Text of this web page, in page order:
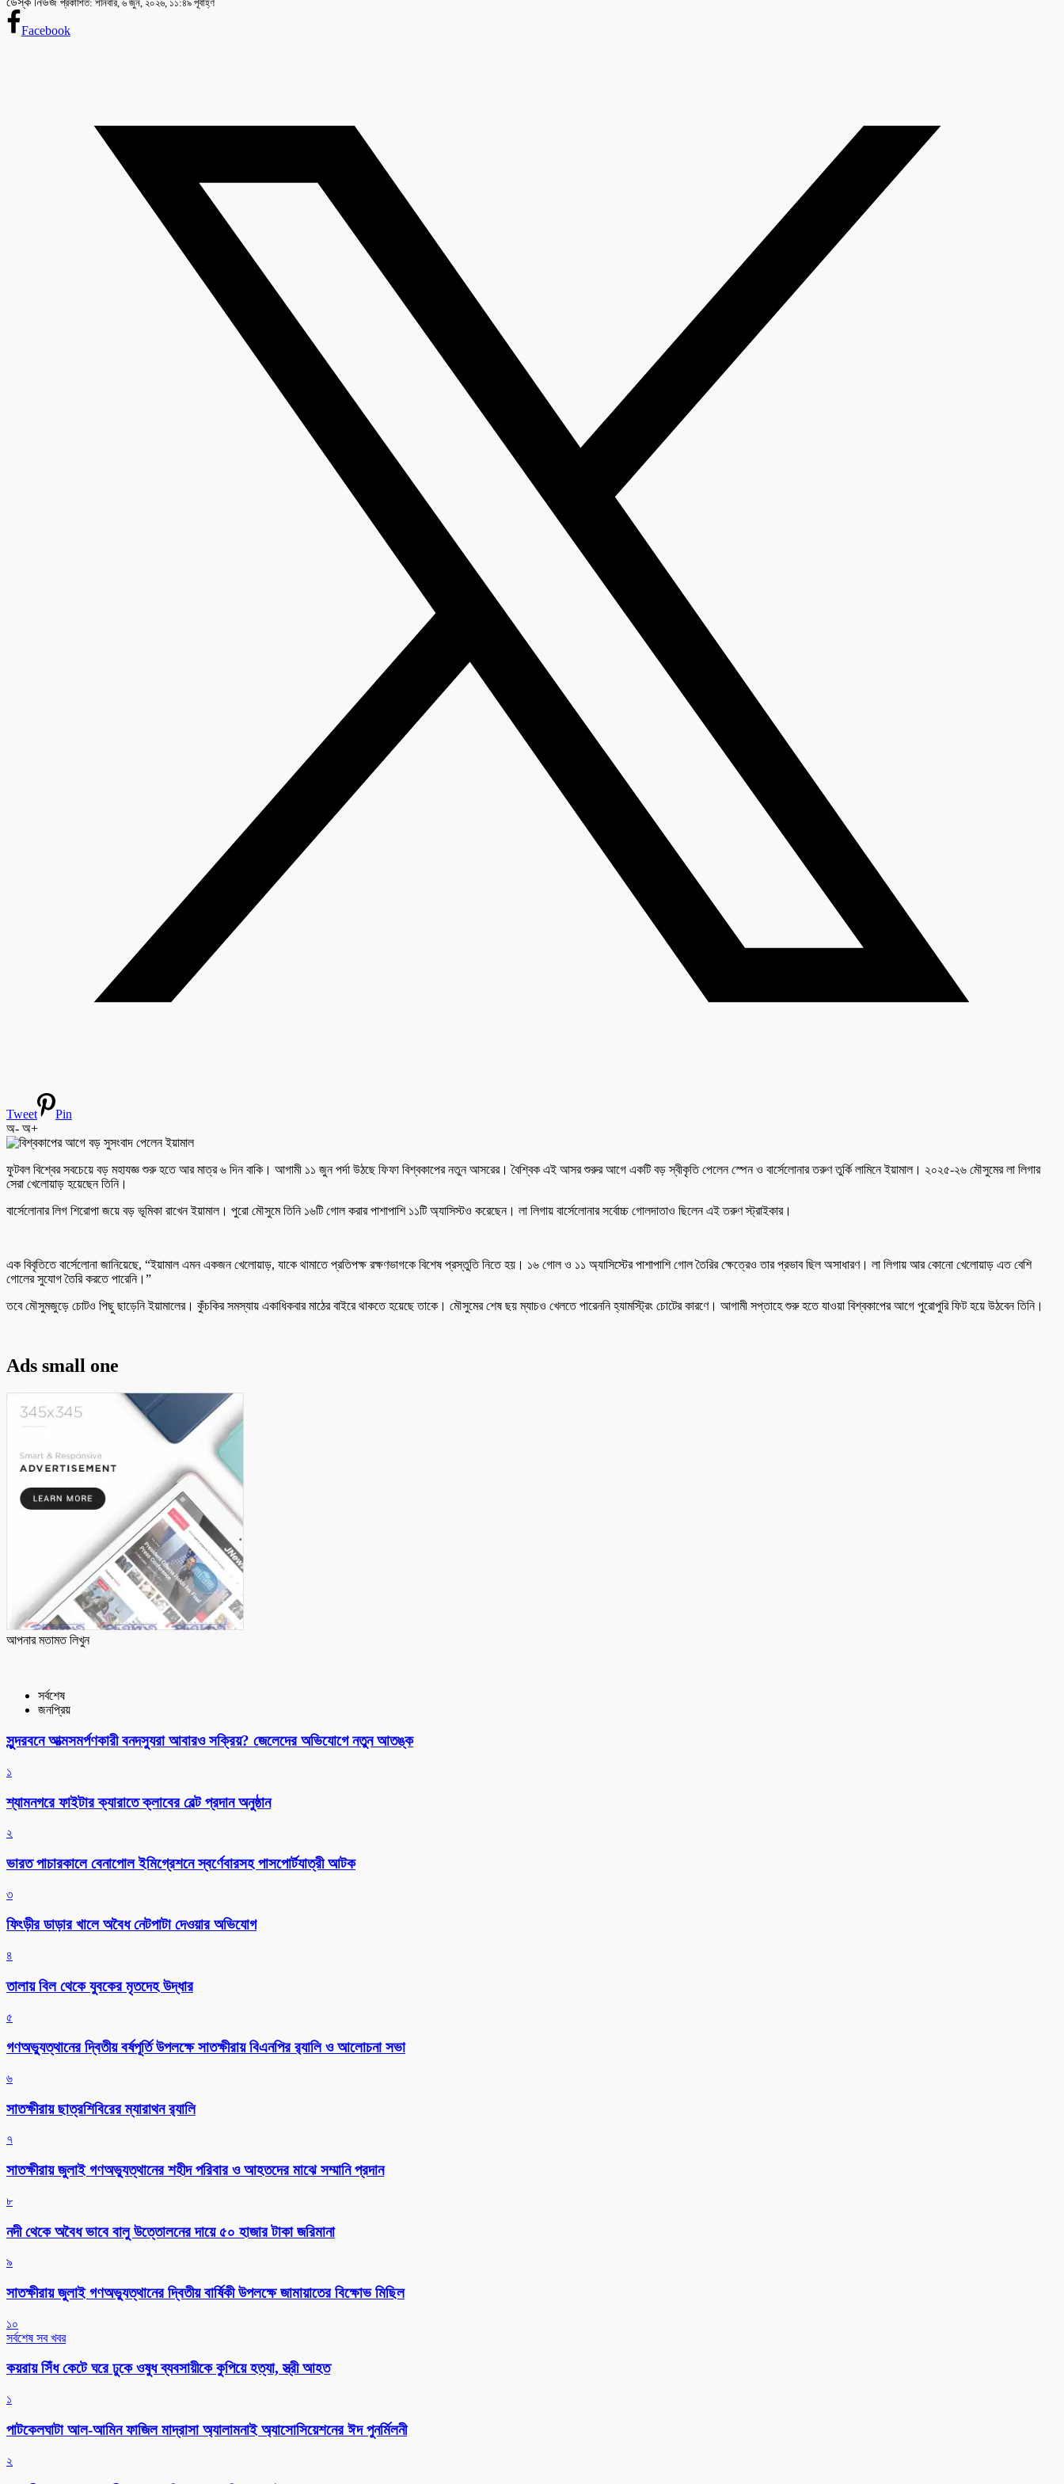
প্রকাশিত: শনিবার, ৬ জুন, ২০২৬, ১১:৪৯ পূর্বাহ্ণ
Facebook
Tweet
Pin
অ- অ+
ফুটবল বিশ্বের সবচেয়ে বড় মহাযজ্ঞ শুরু হতে আর মাত্র ৬ দিন বাকি। আগামী ১১ জুন পর্দা উঠছে ফিফা বিশ্বকাপের নতুন আসরের। বৈশ্বিক এই আসর শুরুর আগে একটি বড় স্বীকৃতি পেলেন স্পেন ও বার্সেলোনার তরুণ তুর্কি লামিনে ইয়ামাল। ২০২৫-২৬ মৌসুমের লা লিগার
সেরা খেলোয়াড় হয়েছেন তিনি।
বার্সেলোনার লিগ শিরোপা জয়ে বড় ভূমিকা রাখেন ইয়ামাল। পুরো মৌসুমে তিনি ১৬টি গোল করার পাশাপাশি ১১টি অ্যাসিস্টও করেছেন। লা লিগায় বার্সেলোনার সর্বোচ্চ গোলদাতাও ছিলেন এই তরুণ স্ট্রাইকার।
এক বিবৃতিতে বার্সেলোনা জানিয়েছে, “ইয়ামাল এমন একজন খেলোয়াড়, যাকে থামাতে প্রতিপক্ষ রক্ষণভাগকে বিশেষ প্রস্তুতি নিতে হয়। ১৬ গোল ও ১১ অ্যাসিস্টের পাশাপাশি গোল তৈরির ক্ষেত্রেও তার প্রভাব ছিল অসাধারণ। লা লিগায় আর কোনো খেলোয়াড় এত বেশি
গোলের সুযোগ তৈরি করতে পারেনি।”
তবে মৌসুমজুড়ে চোটও পিছু ছাড়েনি ইয়ামালের। কুঁচকির সমস্যায় একাধিকবার মাঠের বাইরে থাকতে হয়েছে তাকে। মৌসুমের শেষ ছয় ম্যাচও খেলতে পারেননি হ্যামস্ট্রিং চোটের কারণে। আগামী সপ্তাহে শুরু হতে যাওয়া বিশ্বকাপের আগে পুরোপুরি ফিট হয়ে উঠবেন তিনি।
Ads small one
আপনার মতামত লিখুন
সর্বশেষ
জনপ্রিয়
সুন্দরবনে আত্মসমর্পণকারী বনদস্যুরা আবারও সক্রিয়? জেলেদের অভিযোগে নতুন আতঙ্ক
১
শ্যামনগরে ফাইটার ক্যারাতে ক্লাবের বেল্ট প্রদান অনুষ্ঠান
২
ভারত পাচারকালে বেনাপোল ইমিগ্রেশনে স্বর্ণেবারসহ পাসপোর্টযাত্রী আটক
৩
ফিংড়ীর ডাড়ার খালে অবৈধ নেটপাটা দেওয়ার অভিযোগ
৪
তালায় বিল থেকে যুবকের মৃতদেহ উদ্ধার
৫
গণঅভ্যুত্থানের দ্বিতীয় বর্ষপূর্তি উপলক্ষে সাতক্ষীরায় বিএনপির র‌্যালি ও আলোচনা সভা
৬
সাতক্ষীরায় ছাত্রশিবিরের ম্যারাথন র‌্যালি
৭
সাতক্ষীরায় জুলাই গণঅভ্যুত্থানের শহীদ পরিবার ও আহতদের মাঝে সম্মানি প্রদান
৮
নদী থেকে অবৈধ ভাবে বালু উত্তোলনের দায়ে ৫০ হাজার টাকা জরিমানা
৯
সাতক্ষীরায় জুলাই গণঅভ্যুত্থানের দ্বিতীয় বার্ষিকী উপলক্ষে জামায়াতের বিক্ষোভ মিছিল
১০
সর্বশেষ সব খবর
কয়রায় সিঁধ কেটে ঘরে ঢুকে ওষুধ ব্যবসায়ীকে কুপিয়ে হত্যা, স্ত্রী আহত
১
পাটকেলঘাটা আল-আমিন ফাজিল মাদ্রাসা অ্যালামনাই অ্যাসোসিয়েশনের ঈদ পুনর্মিলনী
২